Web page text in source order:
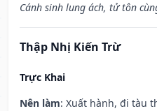
Cánh sinh lung ách, tử tôn
Thập Nhị Kiến Trừ
Trực Khai
Nên làm: Xuất hành, đi tàu